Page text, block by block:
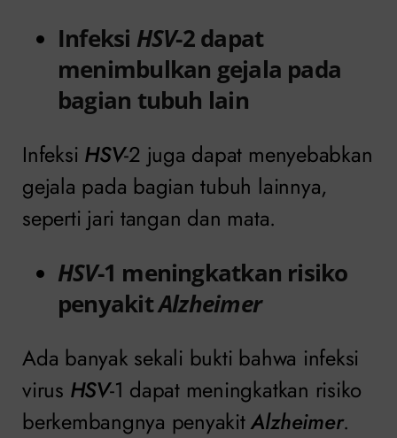
Infeksi HSV-2 dapat
menimbulkan gejala pada
bagian tubuh lain
Infeksi HSV-2 juga dapat menyebabkan
gejala pada bagian tubuh lainnya,
seperti jari tangan dan mata.
HSV-1 meningkatkan risiko
penyakitAlzheimer
Ada banyak sekali bukti bahwa infeksi
virus HSV-1 dapat meningkatkan risiko
berkembangnya penyakitAlzheimer.